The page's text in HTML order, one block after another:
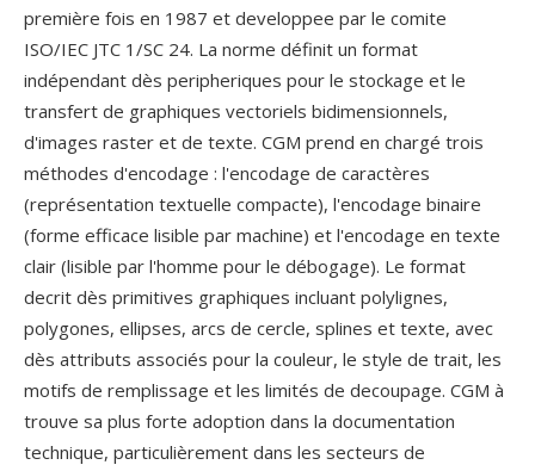
première fois en 1987 et developpee par le comite
ISO/IEC JTC 1/SC 24. La norme définit un format
indépendant dès peripheriques pour le stockage et le
transfert de graphiques vectoriels bidimensionnels,
d'images raster et de texte. CGM prend en chargé trois
méthodes d'encodage : l'encodage de caractères
(représentation textuelle compacte), l'encodage binaire
(forme efficace lisible par machine) et l'encodage en texte
clair (lisible par l'homme pour le débogage). Le format
decrit dès primitives graphiques incluant polylignes,
polygones, ellipses, arcs de cercle, splines et texte, avec
dès attributs associés pour la couleur, le style de trait, les
motifs de remplissage et les limités de decoupage. CGM à
trouve sa plus forte adoption dans la documentation
technique, particulièrement dans les secteurs de